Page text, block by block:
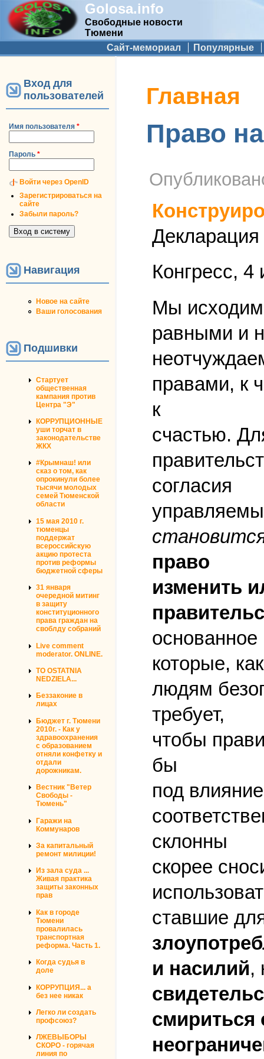
Golosa.info
Свободные новости
Тюмени
Дополнительное меню
Сайт-мемориал Популярные
Вход для
пользователей
Имя пользователя *
Пароль *
Войти через OpenID
Зарегистрироваться на
сайте
Забыли пароль?
Навигация
Новое на сайте
Ваши голосования
Подшивки
Стартует
общественная
кампания против
Центра "Э"
КОРРУПЦИОННЫЕ
уши торчат в
законодательстве
ЖКХ
#Крымнаш! или
сказ о том, как
опрокинули более
тысячи молодых
семей Тюменской
области
15 мая 2010 г.
тюменцы
поддержат
всероссийскую
акцию протеста
против реформы
бюджетной сферы
31 января
очередной митинг
в защиту
конституционного
права граждан на
своблду собраний
Live comment
moderator. ONLINE.
TO OSTATNIA
NEDZIELA...
Беззаконие в
лицах
Бюджет г. Тюмени
2010г. - Как у
здравоохранения
с образованием
отняли конфетку и
отдали
дорожникам.
Вестник "Ветер
Свободы -
Тюмень"
Гаражи на
Коммунаров
За капитальный
ремонт милиции!
Из зала суда ...
Живая практика
защиты законных
прав
Как в городе
Тюмени
провалилась
транспортная
реформа. Часть 1.
Когда судья в
доле
КОРРУПЦИЯ... а
без нее никак
Легко ли создать
профсоюз?
ЛЖЕВЫБОРЫ
СКОРО - горячая
линия по
Вы здесь
Главная
Право
Конгресс, 4
Мы исходим
равными и
правами, к
к
счастью.
согласия
право
изменить
которые,
людям
требует,
чтобы
бы
под
склонны
скорее
ставшие
и насилий,
смириться